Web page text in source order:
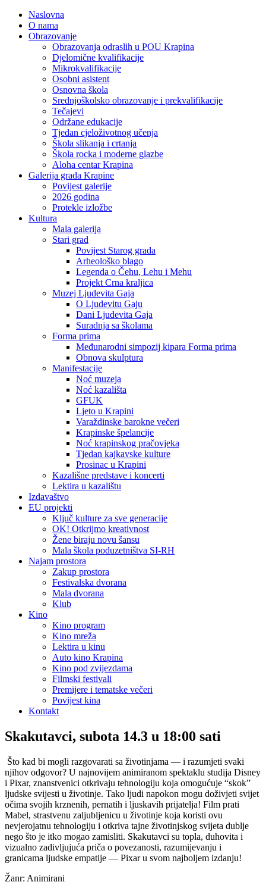
Naslovna
O nama
Obrazovanje
Obrazovanja odraslih u POU Krapina
Djelomične kvalifikacije
Mikrokvalifikacije
Osobni asistent
Osnovna škola
Srednjoškolsko obrazovanje i prekvalifikacije
Tečajevi
Održane edukacije
Tjedan cjeloživotnog učenja
Škola slikanja i crtanja
Škola rocka i moderne glazbe
Aloha centar Krapina
Galerija grada Krapine
Povijest galerije
2026 godina
Protekle izložbe
Kultura
Mala galerija
Stari grad
Povijest Starog grada
Arheološko blago
Legenda o Čehu, Lehu i Mehu
Projekt Crna kraljica
Muzej Ljudevita Gaja
O Ljudevitu Gaju
Dani Ljudevita Gaja
Suradnja sa školama
Forma prima
Međunarodni simpozij kipara Forma prima
Obnova skulptura
Manifestacije
Noć muzeja
Noć kazališta
GFUK
Ljeto u Krapini
Varaždinske barokne večeri
Krapinske špelancije
Noć krapinskog pračovjeka
Tjedan kajkavske kulture
Prosinac u Krapini
Kazališne predstave i koncerti
Lektira u kazalištu
Izdavaštvo
EU projekti
Ključ kulture za sve generacije
OK! Otkrijmo kreativnost
Žene biraju novu šansu
Mala škola poduzetništva SI-RH
Najam prostora
Zakup prostora
Festivalska dvorana
Mala dvorana
Klub
Kino
Kino program
Kino mreža
Lektira u kinu
Auto kino Krapina
Kino pod zvijezdama
Filmski festivali
Premijere i tematske večeri
Povijest kina
Kontakt
Skakutavci, subota 14.3 u 18:00 sati
Što kad bi mogli razgovarati sa životinjama — i razumjeti svaki
njihov odgovor? U najnovijem animiranom spektaklu studija Disney
i Pixar, znanstvenici otkrivaju tehnologiju koja omogućuje “skok”
ljudske svijesti u životinje. Tako ljudi napokon mogu doživjeti svijet
očima svojih krznenih, pernatih i ljuskavih prijatelja! Film prati
Mabel, strastvenu zaljubljenicu u životinje koja koristi ovu
nevjerojatnu tehnologiju i otkriva tajne životinjskog svijeta dublje
nego što je itko mogao zamisliti. Skakutavci su topla, duhovita i
vizualno zadivljujuća priča o povezanosti, razumijevanju i
granicama ljudske empatije — Pixar u svom najboljem izdanju!
Žanr: Animirani